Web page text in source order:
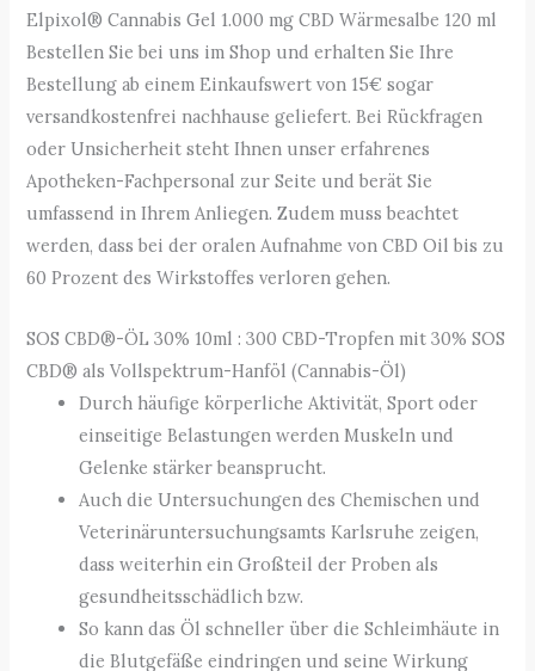
Elpixol® Cannabis Gel 1.000 mg CBD Wärmesalbe 120 ml
Bestellen Sie bei uns im Shop und erhalten Sie Ihre
Bestellung ab einem Einkaufswert von 15€ sogar
versandkostenfrei nachhause geliefert. Bei Rückfragen
oder Unsicherheit steht Ihnen unser erfahrenes
Apotheken-Fachpersonal zur Seite und berät Sie
umfassend in Ihrem Anliegen. Zudem muss beachtet
werden, dass bei der oralen Aufnahme von CBD Oil bis zu
60 Prozent des Wirkstoffes verloren gehen.
SOS CBD®-ÖL 30% 10ml : 300 CBD-Tropfen mit 30% SOS
CBD® als Vollspektrum-Hanföl (Cannabis-Öl)
Durch häufige körperliche Aktivität, Sport oder
einseitige Belastungen werden Muskeln und
Gelenke stärker beansprucht.
Auch die Untersuchungen des Chemischen und
Veterinäruntersuchungsamts Karlsruhe zeigen,
dass weiterhin ein Großteil der Proben als
gesundheitsschädlich bzw.
So kann das Öl schneller über die Schleimhäute in
die Blutgefäße eindringen und seine Wirkung